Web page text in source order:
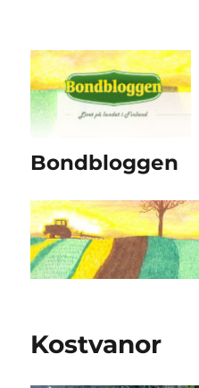
Bondbloggen
Kostvanor